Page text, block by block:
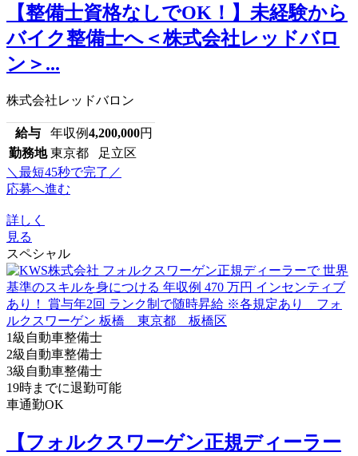
【整備士資格なしでOK！】未経験から
バイク整備士へ＜株式会社レッドバロ
ン＞...
株式会社レッドバロン
給与 年収例4,200,000円
勤務地 東京都 足立区
＼最短45秒で完了／
応募へ進む
詳しく
見る
スペシャル
1級自動車整備士
2級自動車整備士
3級自動車整備士
19時までに退勤可能
車通勤OK
【フォルクスワーゲン正規ディーラー